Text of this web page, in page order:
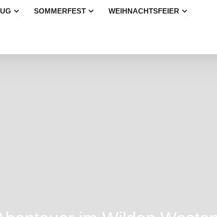
Öffne Betriebsausflug
SOMMERFEST Öffne Sommerfest
WEIHNACHTSFEIER Öffne